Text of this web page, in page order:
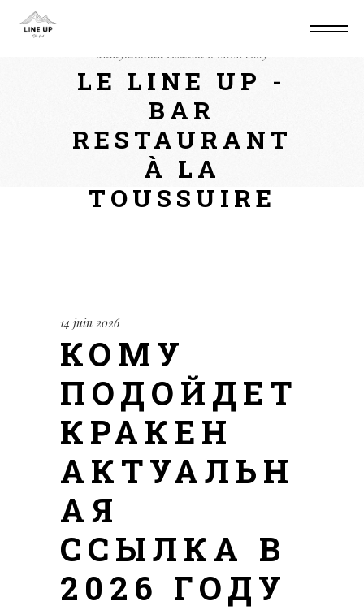
актуальная ссылка в 2026 году
LE LINE UP -
BAR
RESTAURANT
À LA
TOUSSUIRE
14 juin 2026
КОМУ
ПОДОЙДЕТ
КРАКЕН
АКТУАЛЬН
АЯ
ССЫЛКА В
2026 ГОДУ